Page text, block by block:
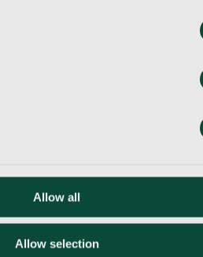
Allow all
Allow selection